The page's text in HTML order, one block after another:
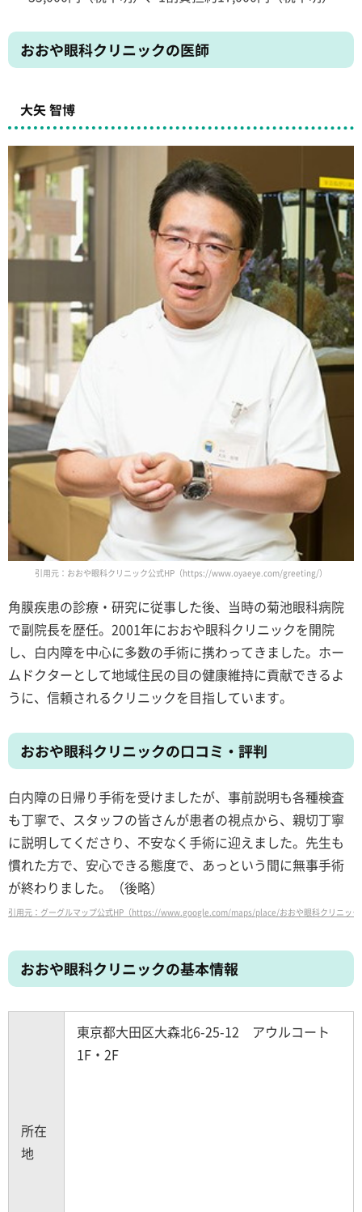
おおや眼科クリニックの医師
大矢 智博
引用元：おおや眼科クリニック公式HP（https://www.oyaeye.com/greeting/）
角膜疾患の診療・研究に従事した後、当時の菊池眼科病院
で副院長を歴任。2001年におおや眼科クリニックを開院
し、白内障を中心に多数の手術に携わってきました。ホー
ムドクターとして地域住民の目の健康維持に貢献できるよ
うに、信頼されるクリニックを目指しています。
おおや眼科クリニックの口コミ・評判
白内障の日帰り手術を受けましたが、事前説明も各種検査
も丁寧で、スタッフの皆さんが患者の視点から、親切丁寧
に説明してくださり、不安なく手術に迎えました。先生も
慣れた方で、安心できる態度で、あっという間に無事手術
が終わりました。（後略）
引用元：グーグルマップ公式HP（https://www.google.com/maps/place/おおや眼科クリニ
おおや眼科クリニックの基本情報
所在
地
東京都大田区大森北6-25-12 アウルコート
1F・2F